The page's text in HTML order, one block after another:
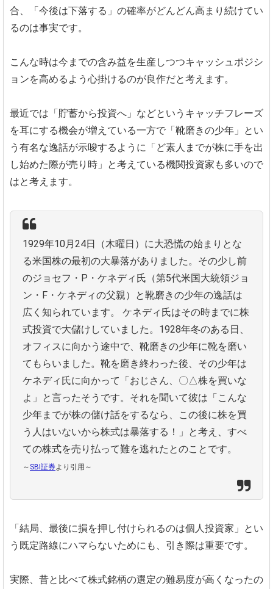
合、「今後は下落する」の確率がどんどん高まり続けてい
るのは事実です。
こんな時は今までの含み益を生産しつつキャッシュポジシ
ョンを高めるよう心掛けるのが良作だと考えます。
最近では「貯蓄から投資へ」などというキャッチフレーズ
を耳にする機会が増えている一方で「靴磨きの少年」とい
う有名な逸話が示唆するように「ど素人までが株に手を出
し始めた際が売り時」と考えている機関投資家も多いので
はと考えます。
1929年10月24日（木曜日）に大恐慌の始まりとな
る米国株の最初の大暴落がありました。その少し前
のジョセフ・P・ケネディ氏（第5代米国大統領ジョ
ン・F・ケネディの父親）と靴磨きの少年の逸話は
広く知られています。
ケネディ氏はその時までに株
式投資で大儲けしていました。1928年冬のある日、
オフィスに向かう途中で、靴磨きの少年に靴を磨い
てもらいました。靴を磨き終わった後、その少年は
ケネディ氏に向かって「おじさん、〇△株を買いな
よ」と言ったそうです。それを聞いて彼は「こんな
少年までが株の儲け話をするなら、この後に株を買
う人はいないから株式は暴落する！」と考え、すべ
ての株式を売り払って難を逃れたとのことです。
～ SBI証券より引用～
「結局、最後に損を押し付けられるのは個人投資家」とい
う既定路線にハマらないためにも、引き際は重要です。
実際、昔と比べて株式銘柄の選定の難易度が高くなったの